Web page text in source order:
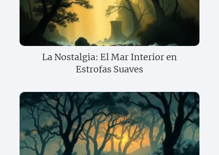
La Nostalgia: El Mar Interior en
Estrofas Suaves